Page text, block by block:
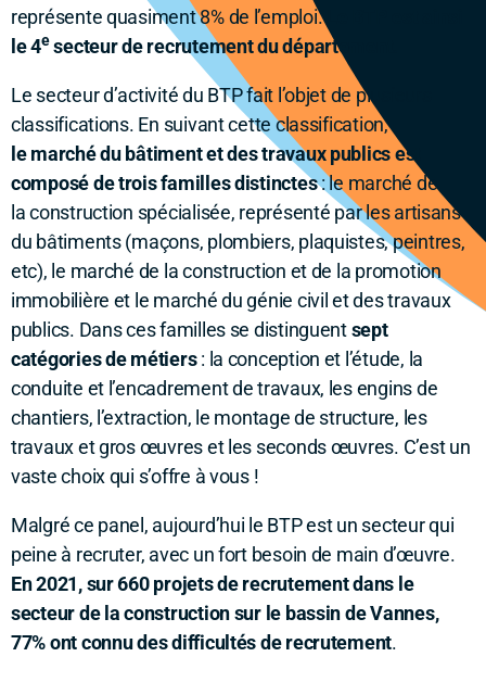
représente quasiment 8% de l’emploi.
le 4esecteur de recrutement du département.
Le secteur d’activité du BTP fait l’objet de plusieurs
classifications. En suivant cette classification,
le marché du bâtiment et des travaux publics est
composé de trois familles distinctes: le marché de
la construction spécialisée, représenté par les artisans
du bâtiments (maçons, plombiers, plaquistes, peintres,
etc), le marché de la construction et de la promotion
immobilière et le marché du génie civil et des travaux
publics. Dans ces familles se distinguentsept
catégories de métiers: la conception et l’étude, la
conduite et l’encadrement de travaux, les engins de
chantiers, l’extraction, le montage de structure, les
travaux et gros œuvres et les seconds œuvres. C’est un
vaste choix qui s’offre à vous !
Malgré ce panel, aujourd’hui le BTP est un secteur qui
peine à recruter, avec un fort besoin de main d’œuvre.
En 2021, sur 660 projets de recrutement dans le
secteur de la construction sur le bassin de Vannes,
77% ont connu des difficultés de recrutement.